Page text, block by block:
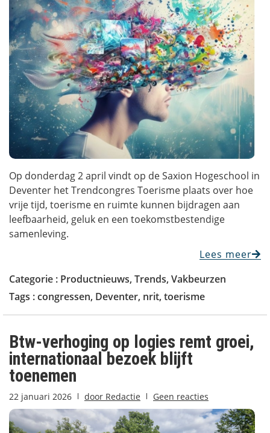
Op donderdag 2 april vindt op de Saxion Hogeschool in
Deventer het Trendcongres Toerisme plaats over hoe
vrije tijd, toerisme en ruimte kunnen bijdragen aan
leefbaarheid, geluk en een toekomstbestendige
samenleving.
Lees meer
Categorie : Productnieuws, Trends, Vakbeurzen
Tags :congressen, Deventer, nrit, toerisme
Btw-verhoging op logies remt groei,
internationaal bezoek blijft
toenemen
22 januari 2026 door Redactie Geen reacties